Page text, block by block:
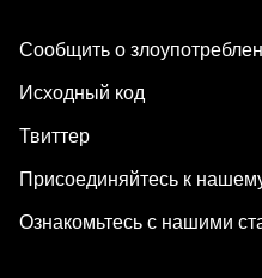
Сообщить о
Исходный код
Твиттер
Присоединяйтесь к
Ознакомьтесь с нашими